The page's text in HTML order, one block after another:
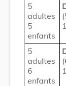
5
adultes
5
enfants
5
adultes
6
enfants